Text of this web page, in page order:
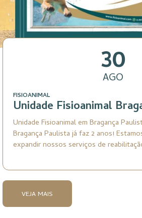
30
AGO
FISIOANIMAL
Unidade Fisioanimal
Unidade Fisioanimal em Bragança
Bragança Paulista já faz 2 anos!
expandir nossos serviços de
VEJA MAIS